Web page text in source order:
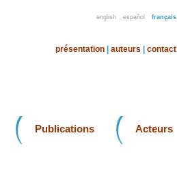
english español français
présentation auteurs contact
Publications Acteurs